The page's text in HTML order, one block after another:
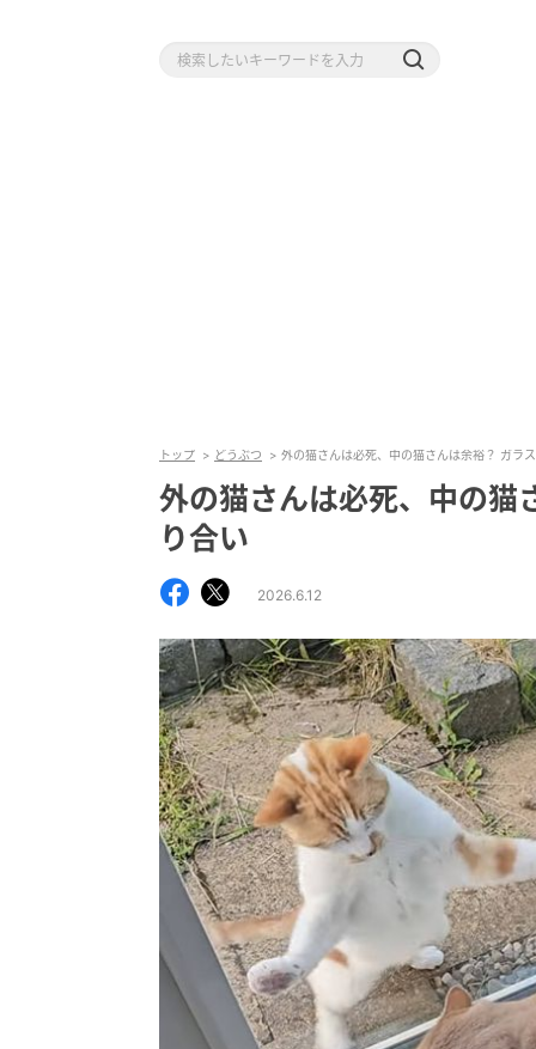
トップ どうぶつ 外の猫さんは必死、中の猫さんは余裕？ ガラ
外の猫さんは必死、中の猫
り合い
2026.6.12